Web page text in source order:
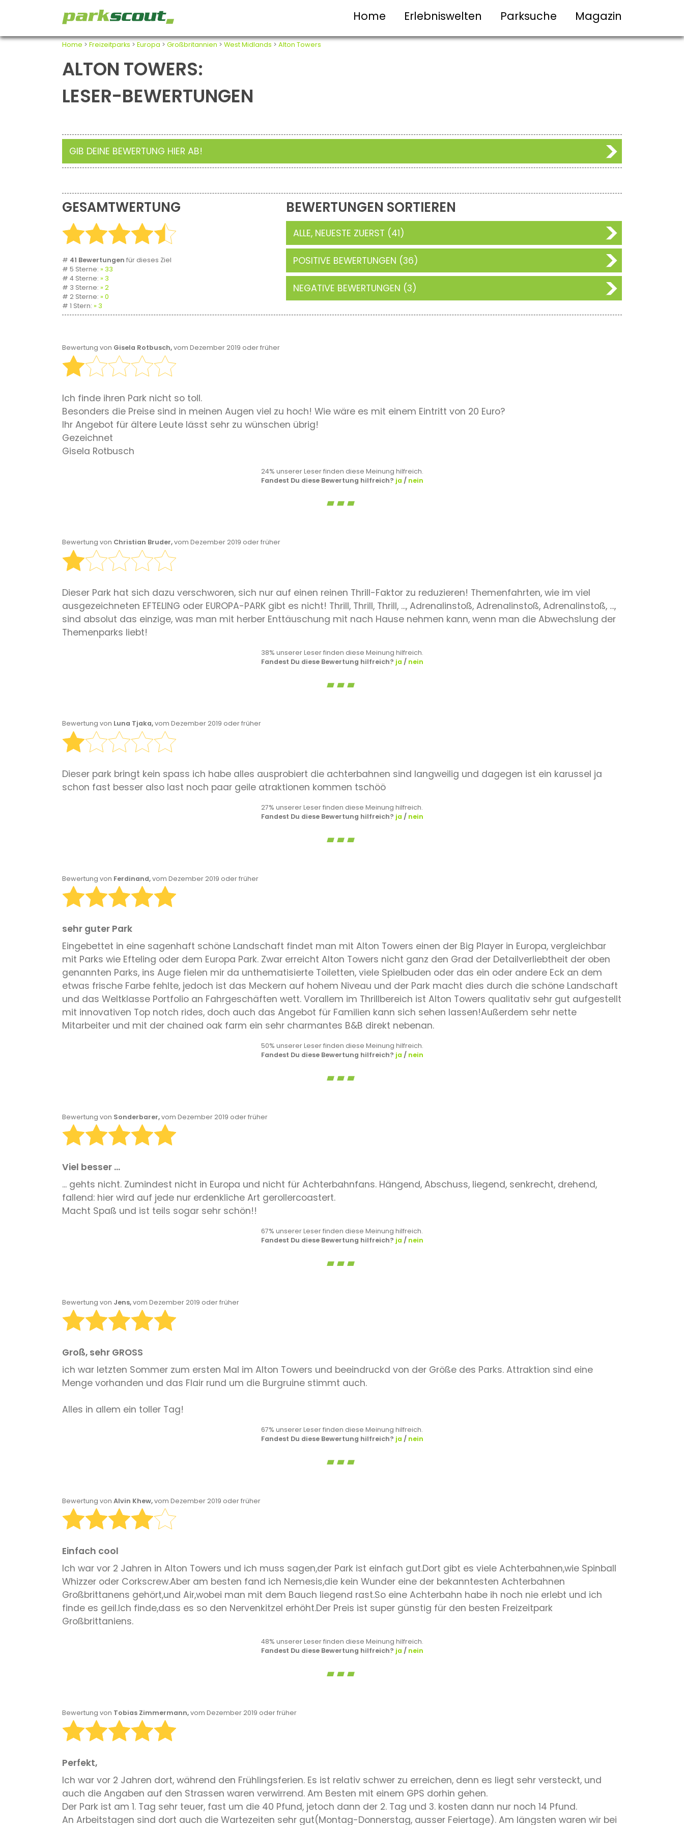
Home Erlebniswelten Parksuche Magazin
Home > Freizeitparks > Europa > Großbritannien > West Midlands > Alton Towers
ALTON TOWERS:
LESER-BEWERTUNGEN
GIB DEINE BEWERTUNG HIER AB!
GESAMTWERTUNG
# 41 Bewertungen für dieses Ziel
# 5 Sterne:
33
# 4 Sterne:
3
# 3 Sterne:
2
# 2 Sterne:
0
# 1 Stern:
3
BEWERTUNGEN SORTIEREN
ALLE, NEUESTE ZUERST (41)
POSITIVE BEWERTUNGEN (36)
NEGATIVE BEWERTUNGEN (3)
Bewertung von Gisela Rotbusch,vom Dezember 2019 oder früher
Ich finde ihren Park nicht so toll.
Besonders die Preise sind in meinen Augen viel zu hoch! Wie wäre es mit einem Eintritt von 20 Euro?
Ihr Angebot für ältere Leute lässt sehr zu wünschen übrig!
Gezeichnet
Gisela Rotbusch
24% unserer Leser finden diese Meinung hilfreich.
Fandest Du diese Bewertung hilfreich? ja / nein
Bewertung von Christian Bruder,vom Dezember 2019 oder früher
Dieser Park hat sich dazu verschworen, sich nur auf einen reinen Thrill-Faktor zu reduzieren! Themenfahrten, wie im viel
ausgezeichneten EFTELING oder EUROPA-PARK gibt es nicht! Thrill, Thrill, Thrill, ..., Adrenalinstoß, Adrenalinstoß, Adrenalinstoß, ...,
sind absolut das einzige, was man mit herber Enttäuschung mit nach Hause nehmen kann, wenn man die Abwechslung der
Themenparks liebt!
38% unserer Leser finden diese Meinung hilfreich.
Fandest Du diese Bewertung hilfreich? ja / nein
Bewertung von Luna Tjaka,vom Dezember 2019 oder früher
Dieser park bringt kein spass ich habe alles ausprobiert die achterbahnen sind langweilig und dagegen ist ein karussel ja
schon fast besser also last noch paar geile atraktionen kommen tschöö
27% unserer Leser finden diese Meinung hilfreich.
Fandest Du diese Bewertung hilfreich? ja / nein
Bewertung von Ferdinand,vom Dezember 2019 oder früher
sehr guter Park
Eingebettet in eine sagenhaft schöne Landschaft findet man mit Alton Towers einen der Big Player in Europa, vergleichbar
mit Parks wie Efteling oder dem Europa Park. Zwar erreicht Alton Towers nicht ganz den Grad der Detailverliebtheit der oben
genannten Parks, ins Auge fielen mir da unthematisierte Toiletten, viele Spielbuden oder das ein oder andere Eck an dem
etwas frische Farbe fehlte, jedoch ist das Meckern auf hohem Niveau und der Park macht dies durch die schöne Landschaft
und das Weltklasse Portfolio an Fahrgeschäften wett. Vorallem im Thrillbereich ist Alton Towers qualitativ sehr gut aufgestellt
mit innovativen Top notch rides, doch auch das Angebot für Familien kann sich sehen lassen!Außerdem sehr nette
Mitarbeiter und mit der chained oak farm ein sehr charmantes B&B direkt nebenan.
50% unserer Leser finden diese Meinung hilfreich.
Fandest Du diese Bewertung hilfreich? ja / nein
Bewertung von Sonderbarer,vom Dezember 2019 oder früher
Viel besser ...
... gehts nicht. Zumindest nicht in Europa und nicht für Achterbahnfans. Hängend, Abschuss, liegend, senkrecht, drehend,
fallend: hier wird auf jede nur erdenkliche Art gerollercoastert.
Macht Spaß und ist teils sogar sehr schön!!
67% unserer Leser finden diese Meinung hilfreich.
Fandest Du diese Bewertung hilfreich? ja / nein
Bewertung von Jens,vom Dezember 2019 oder früher
Groß, sehr GROSS
ich war letzten Sommer zum ersten Mal im Alton Towers und beeindruckd von der Größe des Parks. Attraktion sind eine
Menge vorhanden und das Flair rund um die Burgruine stimmt auch.
Alles in allem ein toller Tag!
67% unserer Leser finden diese Meinung hilfreich.
Fandest Du diese Bewertung hilfreich? ja / nein
Bewertung von Alvin Khew,vom Dezember 2019 oder früher
Einfach cool
Ich war vor 2 Jahren in Alton Towers und ich muss sagen,der Park ist einfach gut.Dort gibt es viele Achterbahnen,wie Spinball
Whizzer oder Corkscrew.Aber am besten fand ich Nemesis,die kein Wunder eine der bekanntesten Achterbahnen
Großbrittanens gehört,und Air,wobei man mit dem Bauch liegend rast.So eine Achterbahn habe ih noch nie erlebt und ich
finde es geil.Ich finde,dass es so den Nervenkitzel erhöht.Der Preis ist super günstig für den besten Freizeitpark
Großbrittaniens.
48% unserer Leser finden diese Meinung hilfreich.
Fandest Du diese Bewertung hilfreich? ja / nein
Bewertung von Tobias Zimmermann,vom Dezember 2019 oder früher
Perfekt,
Ich war vor 2 Jahren dort, während den Frühlingsferien. Es ist relativ schwer zu erreichen, denn es liegt sehr versteckt, und
auch die Angaben auf den Strassen waren verwirrend. Am Besten mit einem GPS dorhin gehen.
Der Park ist am 1. Tag sehr teuer, fast um die 40 Pfund, jetoch dann der 2. Tag und 3. kosten dann nur noch 14 Pfund.
An Arbeitstagen sind dort auch die Wartezeiten sehr gut(Montag-Donnerstag, ausser Feiertage). Am längsten waren wir bei